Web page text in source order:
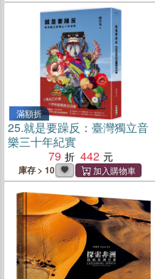
滿額折
25.就是要躁反：臺灣獨立音
樂三十年紀實
79
442
庫存 > 10